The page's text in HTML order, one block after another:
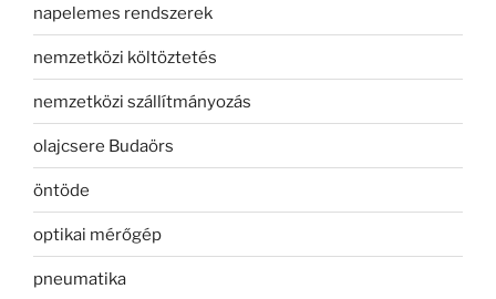
napelemes rendszerek
nemzetközi költöztetés
nemzetközi szállítmányozás
olajcsere Budaörs
öntöde
optikai mérőgép
pneumatika